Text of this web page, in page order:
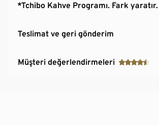
*Tchibo Kahve Programı. Fark yaratır.
Teslimat ve geri gönderim
Müşteri değerlendirmeleri